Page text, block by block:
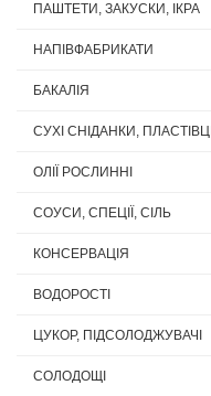
ПАШТЕТИ, ЗАКУСКИ, ІКРА
НАПІВФАБРИКАТИ
БАКАЛІЯ
СУХІ СНІДАНКИ, ПЛАСТІВЦІ
ОЛІЇ РОСЛИННІ
СОУСИ, СПЕЦІЇ, СІЛЬ
КОНСЕРВАЦІЯ
ВОДОРОСТІ
ЦУКОР, ПІДСОЛОДЖУВАЧІ
СОЛОДОЩІ